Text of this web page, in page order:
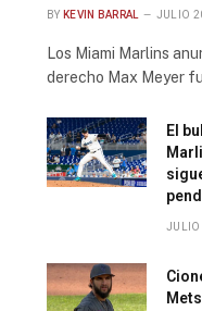
BY KEVIN BARRAL JULIO
Los Miami Marlins
derecho Max Meyer
El
JULIO